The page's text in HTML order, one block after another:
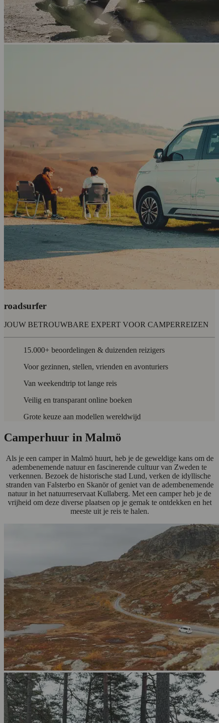
roadsurfer
JOUW BETROUWBARE EXPERT VOOR CAMPERREIZEN
15.000+ beoordelingen & duizenden reizigers
Voor gezinnen, stellen, vrienden en avonturiers
Van weekendtrip tot lange reis
Veilig en transparant online boeken
Grote keuze aan modellen wereldwijd
Camperhuur in Malmö
Als je een camper in Malmö huurt, heb je de geweldige kans om de
adembenemende natuur en fascinerende cultuur van Zweden te
verkennen. Bezoek de historische stad Lund, verken de idyllische
stranden van Falsterbo en Skanör of geniet van de adembenemende
natuur in het natuurreservaat Kullaberg. Met een camper heb je de
vrijheid om deze diverse plaatsen op je gemak te ontdekken en het
meeste uit je reis te halen.